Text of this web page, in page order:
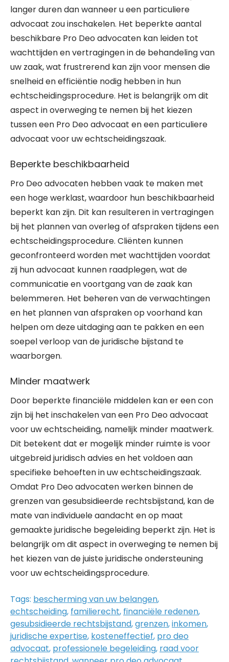
langer duren dan wanneer u een particuliere
advocaat zou inschakelen. Het beperkte aantal
beschikbare Pro Deo advocaten kan leiden tot
wachttijden en vertragingen in de behandeling van
uw zaak, wat frustrerend kan zijn voor mensen die
snelheid en efficiëntie nodig hebben in hun
echtscheidingsprocedure. Het is belangrijk om dit
aspect in overweging te nemen bij het kiezen
tussen een Pro Deo advocaat en een particuliere
advocaat voor uw echtscheidingszaak.
Beperkte beschikbaarheid
Pro Deo advocaten hebben vaak te maken met
een hoge werklast, waardoor hun beschikbaarheid
beperkt kan zijn. Dit kan resulteren in vertragingen
bij het plannen van overleg of afspraken tijdens een
echtscheidingsprocedure. Cliënten kunnen
geconfronteerd worden met wachttijden voordat
zij hun advocaat kunnen raadplegen, wat de
communicatie en voortgang van de zaak kan
belemmeren. Het beheren van de verwachtingen
en het plannen van afspraken op voorhand kan
helpen om deze uitdaging aan te pakken en een
soepel verloop van de juridische bijstand te
waarborgen.
Minder maatwerk
Door beperkte financiële middelen kan er een con
zijn bij het inschakelen van een Pro Deo advocaat
voor uw echtscheiding, namelijk minder maatwerk.
Dit betekent dat er mogelijk minder ruimte is voor
uitgebreid juridisch advies en het voldoen aan
specifieke behoeften in uw echtscheidingszaak.
Omdat Pro Deo advocaten werken binnen de
grenzen van gesubsidieerde rechtsbijstand, kan de
mate van individuele aandacht en op maat
gemaakte juridische begeleiding beperkt zijn. Het is
belangrijk om dit aspect in overweging te nemen bij
het kiezen van de juiste juridische ondersteuning
voor uw echtscheidingsprocedure.
Tags: bescherming van uw belangen,
echtscheiding, familierecht, financiële redenen,
gesubsidieerde rechtsbijstand,grenzen,inkomen,
juridische expertise, kosteneffectief, pro deo
advocaat, professionele begeleiding, raad voor